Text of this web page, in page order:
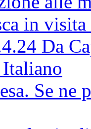
in visita
Da
Se ne